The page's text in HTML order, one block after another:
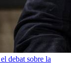
debat sobre la